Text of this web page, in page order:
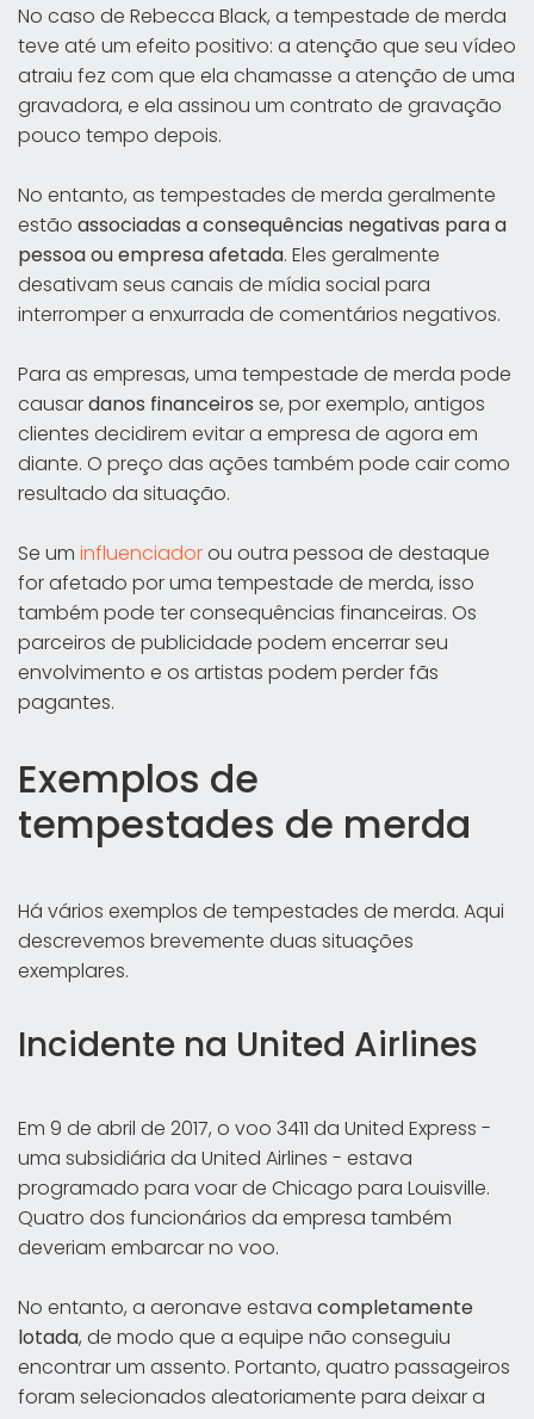
No caso de Rebecca Black, a tempestade de merda
teve até um efeito positivo: a atenção que seu vídeo
atraiu fez com que ela chamasse a atenção de uma
gravadora, e ela assinou um contrato de gravação
pouco tempo depois.
No entanto, as tempestades de merda geralmente
estão associadas a consequências negativas para a
pessoa ou empresa afetada. Eles geralmente
desativam seus canais de mídia social para
interromper a enxurrada de comentários negativos.
Para as empresas, uma tempestade de merda pode
causardanos financeiros se, por exemplo, antigos
clientes decidirem evitar a empresa de agora em
diante. O preço das ações também pode cair como
resultado da situação.
Se um influenciadorou outra pessoa de destaque
for afetado por uma tempestade de merda, isso
também pode ter consequências financeiras. Os
parceiros de publicidade podem encerrar seu
envolvimento e os artistas podem perder fãs
pagantes.
Exemplos de
tempestades de merda
Há vários exemplos de tempestades de merda. Aqui
descrevemos brevemente duas situações
exemplares.
Incidente na United Airlines
Em 9 de abril de 2017, o voo 3411 da United Express -
uma subsidiária da United Airlines - estava
programado para voar de Chicago para Louisville.
Quatro dos funcionários da empresa também
deveriam embarcar no voo.
No entanto, a aeronave estava completamente
lotada, de modo que a equipe não conseguiu
encontrar um assento. Portanto, quatro passageiros
foram selecionados aleatoriamente para deixar a